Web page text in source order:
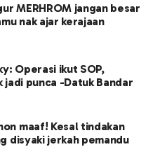
MERHROM jangan besar
nak ajar kerajaan
Operasi ikut SOP,
jadi punca -Datuk Bandar
maaf! Kesal tindakan
disyaki jerkah pemandu